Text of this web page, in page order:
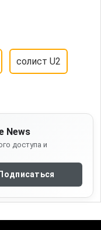
солист U2
News
доступа и
Подписаться